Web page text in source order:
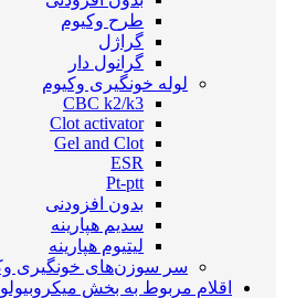
طرح وکیوم
گراژل
گرانول دار
لوله خونگیری وکیوم
CBC k2/k3
Clot activator
Gel and Clot
ESR
Pt-ptt
بدون افزودنی
سدیم هپارینه
لیتیوم هپارینه
سر سوزن‌های خونگیری
اقلام مربوط به بخش